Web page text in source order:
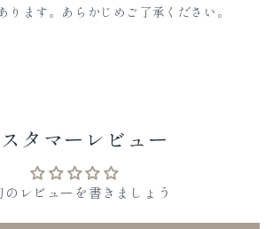
ります。あらかじめご了承ください。
タマーレビュー
のレビューを書きましょう